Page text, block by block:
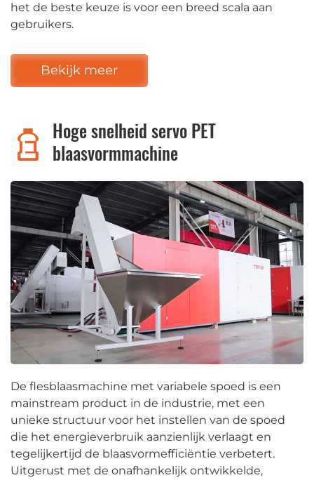
het de beste keuze is voor een breed scala aan
gebruikers.
Bekijk meer
Hoge snelheid servo PET
blaasvormmachine
De flesblaasmachine met variabele spoed is een
mainstream product in de industrie, met een
unieke structuur voor het instellen van de spoed
die het energieverbruik aanzienlijk verlaagt en
tegelijkertijd de blaasvormefficiëntie verbetert.
Uitgerust met de onafhankelijk ontwikkelde,